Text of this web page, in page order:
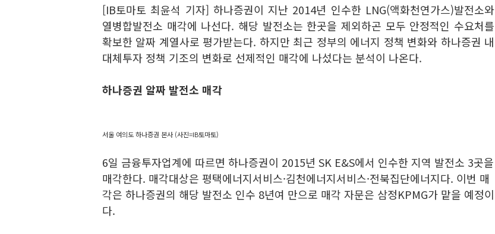
[IB토마토 최윤석 기자] 하나증권이 지난 2014년 인수한 LNG(액화천연가스)발전소와
열병합발전소 매각에 나선다. 해당 발전소는 한곳을 제외하곤 모두 안정적인 수요처를
확보한 알짜 계열사로 평가받는다. 하지만 최근 정부의 에너지 정책 변화와 하나증권 내
대체투자 정책 기조의 변화로 선제적인 매각에 나섰다는 분석이 나온다.
하나증권 알짜 발전소 매각
서울 여의도 하나증권 본사 (사진=IB토마토)
6일 금융투자업계에 따르면 하나증권이 2015년 SK E&S에서 인수한 지역 발전소 3곳을
매각한다. 매각대상은 평택에너지서비스·김천에너지서비스·전북집단에너지다. 이번 매
각은 하나증권의 해당 발전소 인수 8년여 만으로 매각 자문은 삼정KPMG가 맡을 예정이
다.